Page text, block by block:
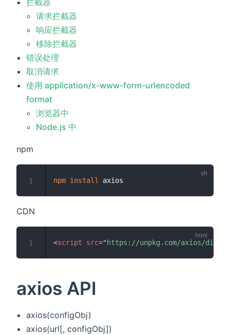
请求拦截器
响应拦截器
移除拦截器
错误处理
取消请求
使用 application/x-www-form-urlencoded
format
浏览器中
Node.js 中
npm
npm install
1
CDN
<script src="https://unpkg.com/axios/dist/
1
axios API
axios(configObj)
axios(url[, configObj])